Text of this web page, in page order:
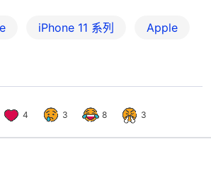
iPhone 11 系列 Apple
4 3 8 3